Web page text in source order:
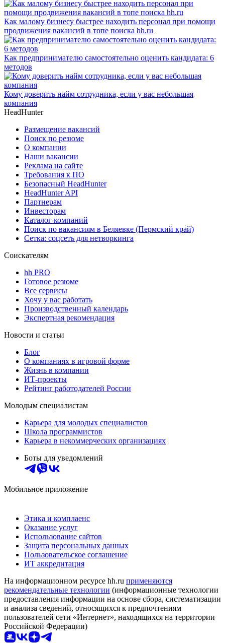
Как малому бизнесу быстрее находить персонал при помощи
продвижения вакансий в топе поиска hh.ru
Как предпринимателю самостоятельно оценить кандидата: 6
методов
Кому доверить найм сотрудника, если у вас небольшая
компания
HeadHunter
Размещение вакансий
Поиск по резюме
О компании
Наши вакансии
Реклама на сайте
Требования к ПО
Безопасный HeadHunter
HeadHunter API
Партнерам
Инвесторам
Каталог компаний
Поиск по вакансиям в Беляевке (Пермский край)
Сетка: соцсеть для нетворкинга
Соискателям
hh PRO
Готовое резюме
Все сервисы
Хочу у вас работать
Производственный календарь
Экспертная рекомендация
Новости и статьи
Блог
О компаниях в игровой форме
Жизнь в компании
ИТ-проекты
Рейтинг работодателей России
Молодым специалистам
Карьера для молодых специалистов
Школа программистов
Карьера в некоммерческих организациях
Боты для уведомлений
Мобильное приложение
Этика и комплаенс
Оказание услуг
Использование сайтов
Защита персональных данных
Пользовательское соглашение
ИТ аккредитация
На информационном ресурсе hh.ru применяются
рекомендательные технологии (информационные технологии
предоставления информации на основе сбора, систематизации
и анализа сведений, относящихся к предпочтениям
пользователей сети «Интернет», находящихся на территории
Российской Федерации)